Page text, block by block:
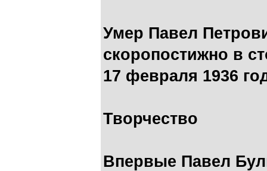
Умер Павел
скоропостижно в
17 февраля 1936
Творчество
Впервые Павел